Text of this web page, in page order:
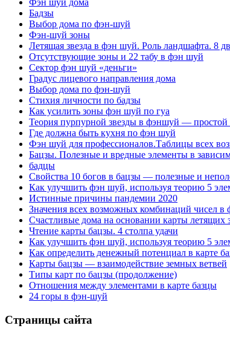
Фэн шуй дома
Бадзы
Выбор дома по фэн-шуй
Фэн-шуй зоны
Летящая звезда в фэн шуй. Роль ландшафта. 8
Отсутствующие зоны и 22 табу в фэн шуй
Сектор фэн шуй «деньги»
Градус лицевого направления дома
Выбор дома по фэн-шуй
Стихия личности по бадзы
Как усилить зоны фэн шуй по гуа
Теория пурпурной звезды в фэншуй — простой
Где должна быть кухня по фэн шуй
Фэн шуй для профессионалов.Таблицы всех
Бацзы. Полезные и вредные элементы в
бадцы
Свойства 10 богов в бацзы — полезные и
Как улучшить фэн шуй, используя теорию 5
Истинные причины пандемии 2020
Значения всех возможных комбинаций чисел
Счастливые дома на основании карты летящих
Чтение карты бацзы. 4 столпа удачи
Как улучшить фэн шуй, используя теорию 5
Как определить денежный потенциал в карте
Карты бацзы — взаимодействие земных ветвей
Типы карт по бацзы (продолжение)
Отношения между элементами в карте базцы
24 горы в фэн-шуй
Страницы сайта